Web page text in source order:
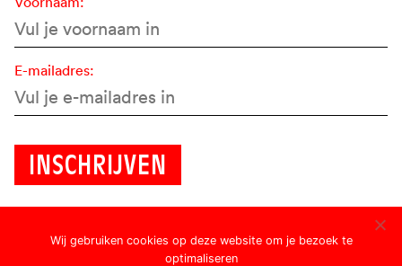
E-mailadres:
Wij gebruiken cookies op deze website om je bezoek te
optimaliseren